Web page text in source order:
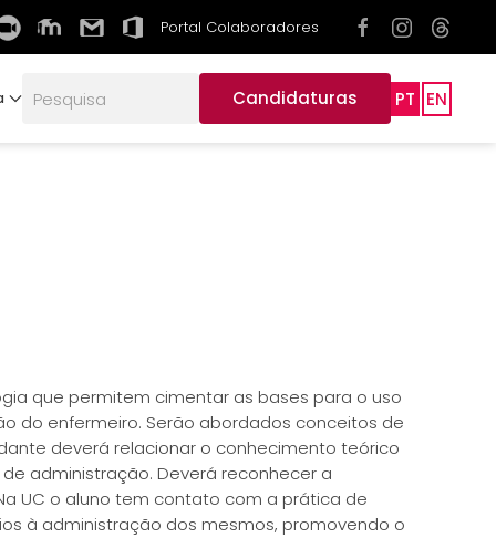
Portal Colaboradores
Candidaturas PT EN
que permitem cimentar as bases para o uso
do enfermeiro. Serão abordados conceitos de
deverá relacionar o conhecimento teórico
administração. Deverá reconhecer a
UC o aluno tem contato com a prática de
à administração dos mesmos, promovendo o